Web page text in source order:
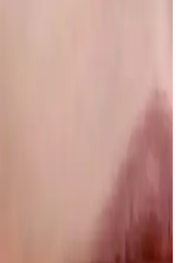
temposunda ideal
Performans
koruyamayıp